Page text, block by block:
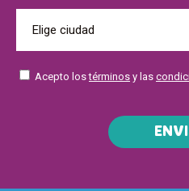
Acepto lostérminos y las